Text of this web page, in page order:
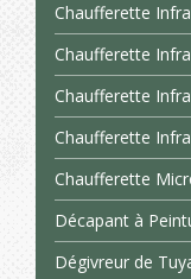
Chaufferette
Chaufferette
Chaufferette
Chaufferette
Chaufferette
Décapant à
Dégivreur de